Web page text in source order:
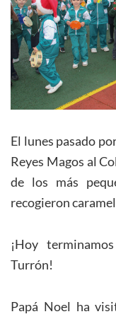
El lunes pasado
Reyes Magos al
de los más
recogieron
¡Hoy
Turrón!
Papá Noel ha